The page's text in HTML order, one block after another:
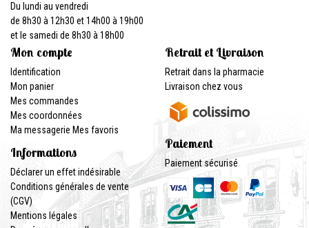
Du lundi au vendredi
de 8h30 à 12h30 et 14h00 à 19h00
et le samedi de 8h30 à 18h00
Mon compte
Identification
Mon panier
Mes commandes
Mes coordonnées
Ma messagerie Mes favoris
Informations
Déclarer un effet indésirable
Conditions générales de vente
(CGV)
Mentions légales
Retrait et Livraison
Retrait dans la pharmacie
Livraison chez vous
Paiement
Paiement sécurisé